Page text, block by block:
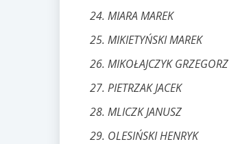
MIARA MAREK
MIKIETYŃSKI MAREK
MIKOŁAJCZYK GRZEGORZ
PIETRZAK JACEK
MLICZK JANUSZ
OLESIŃSKI HENRYK